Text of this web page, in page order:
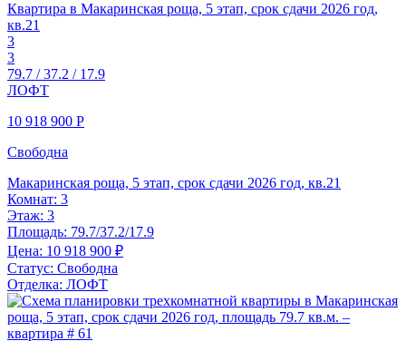
Квартира в Макаринская роща, 5 этап, срок сдачи 2026 год,
кв.21
3
3
79.7 / 37.2 / 17.9
ЛОФТ
10 918 900 Р
Свободна
Макаринская роща, 5 этап, срок сдачи 2026 год, кв.21
Комнат: 3
Этаж: 3
Площадь: 79.7/37.2/17.9
Цена: 10 918 900 ₽
Статус: Свободна
Отделка: ЛОФТ